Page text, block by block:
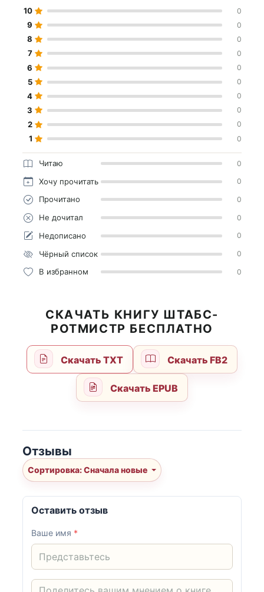
10 0
9 0
8 0
7 0
6 0
5 0
4 0
3 0
2 0
1 0
Читаю 0
Хочу прочитать 0
Прочитано 0
Не дочитал 0
Недописано 0
Чёрный список 0
В избранном 0
СКАЧАТЬ КНИГУ ШТАБС-
РОТМИСТР БЕСПЛАТНО
Скачать TXT Скачать FB2
Скачать EPUB
Отзывы
Сортировка: Сначала новые
Оставить отзыв
Ваше имя *